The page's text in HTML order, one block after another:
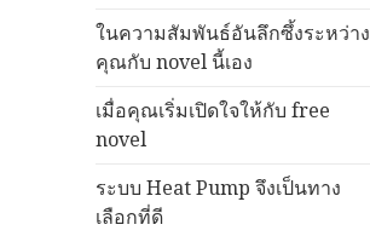
ในความสัมพันธ์อันลึกซึ้งระหว่าง
คุณกับ novel นี้เอง
เมื่อคุณเริ่มเปิดใจให้กับ free
novel
ระบบ Heat Pump จึงเป็นทาง
เลือกที่ดี